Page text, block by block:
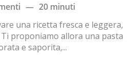
— 20 minuti
una ricetta fresca e leggera,
proponiamo allora una pasta
e saporita,...